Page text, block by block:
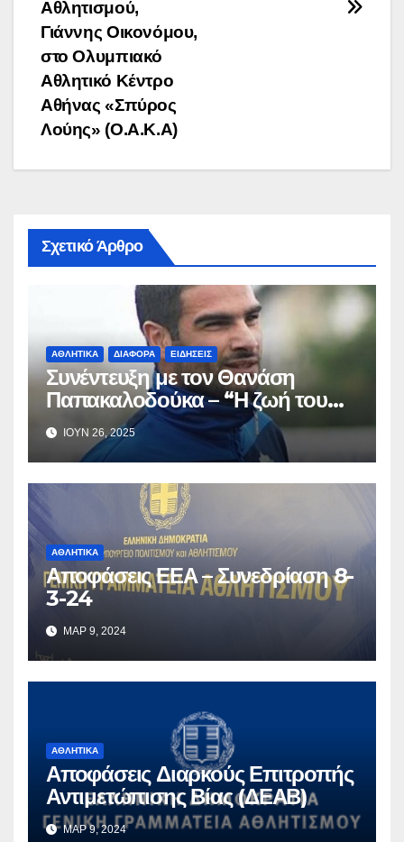
Αθλητισμού,
Γιάννης Οικονόμου,
στο Ολυμπιακό
Αθλητικό Κέντρο
Αθήνας «Σπύρος
Λούης» (Ο.Α.Κ.Α)
Σχετικό Άρθρο
ΑΘΛΗΤΙΚΆ ΔΙΆΦΟΡΑ ΕΙΔΉΣΕΙΣ
Συνέντευξη με τον Θανάση
Παπακαλοδούκα – “Η ζωή του
πρώην επιθετικού της ΑΕ
Περάματος και της Αμφιάλης”
ΙΟΎΝ 26, 2025
ΑΘΛΗΤΙΚΆ
Αποφάσεις ΕΕΑ – Συνεδρίαση 8-
3-24
ΜΑΡ 9, 2024
ΑΘΛΗΤΙΚΆ
Αποφάσεις Διαρκούς Επιτροπής
Αντιμετώπισης Βίας (ΔΕΑΒ)
ΜΑΡ 9, 2024